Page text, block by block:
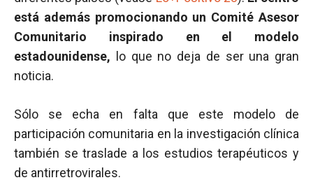
está además promocionando un Comité Asesor
Comunitario inspirado en el modelo
estadounidense,
lo que no deja de ser una gran
noticia.
Sólo se echa en falta que este modelo de
participación comunitaria en la investigación clínica
también se traslade a los estudios terapéuticos y
de antirretrovirales.